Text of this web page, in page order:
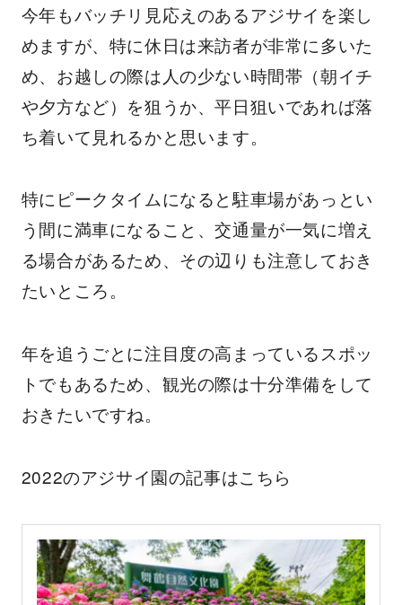
今年もバッチリ見応えのあるアジサイを楽し
めますが、特に休日は来訪者が非常に多いた
め、お越しの際は人の少ない時間帯（朝イチ
や夕方など）を狙うか、平日狙いであれば落
ち着いて見れるかと思います。
特にピークタイムになると駐車場があっとい
う間に満車になること、交通量が一気に増え
る場合があるため、その辺りも注意しておき
たいところ。
年を追うごとに注目度の高まっているスポッ
トでもあるため、観光の際は十分準備をして
おきたいですね。
2022のアジサイ園の記事はこちら